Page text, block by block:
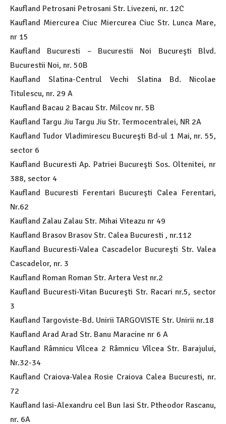
Kaufland Petrosani Petrosani Str. Livezeni, nr. 12C
Kaufland Miercurea Ciuc Miercurea Ciuc Str. Lunca Mare,
nr 15
Kaufland Bucuresti – Bucurestii Noi Bucureşti Blvd.
Bucurestii Noi, nr. 50B
Kaufland Slatina-Centrul Vechi Slatina Bd. Nicolae
Titulescu, nr. 29 A
Kaufland Bacau 2 Bacau Str. Milcov nr. 5B
Kaufland Targu Jiu Targu Jiu Str. Termocentralei, NR 2A
Kaufland Tudor Vladimirescu Bucureşti Bd-ul 1 Mai, nr. 55,
sector 6
Kaufland Bucuresti Ap. Patriei Bucureşti Sos. Oltenitei, nr
388, sector 4
Kaufland Bucuresti Ferentari Bucureşti Calea Ferentari,
Nr.62
Kaufland Zalau Zalau Str. Mihai Viteazu nr 49
Kaufland Brasov Brasov Str. Calea Bucuresti , nr.112
Kaufland Bucuresti-Valea Cascadelor Bucureşti Str. Valea
Cascadelor, nr. 3
Kaufland Roman Roman Str. Artera Vest nr.2
Kaufland Bucuresti-Vitan Bucureşti Str. Racari nr.5, sector
3
Kaufland Targoviste-Bd. Unirii TARGOVISTE Str. Unirii nr.18
Kaufland Arad Arad Str. Banu Maracine nr 6 A
Kaufland Râmnicu Vîlcea 2 Râmnicu Vîlcea Str. Barajului,
Nr.32-34
Kaufland Craiova-Valea Rosie Craiova Calea Bucuresti, nr.
72
Kaufland Iasi-Alexandru cel Bun Iasi Str. Ptheodor Rascanu,
nr. 6A